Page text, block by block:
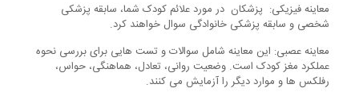
معاینه فیزیکی: پزشکان در مورد علائم کودک شما، سابقه پزشکی
شخصی و سابقه پزشکی خانوادگی سوال خواهند کرد.
معاینه عصبی: این معاینه شامل سوالات و تست هایی برای بررسی نحوه
عملکرد مغز کودک است. وضعیت روانی، تعادل، هماهنگی، حواس،
رفلکس ها و موارد دیگر را آزمایش می کنند.